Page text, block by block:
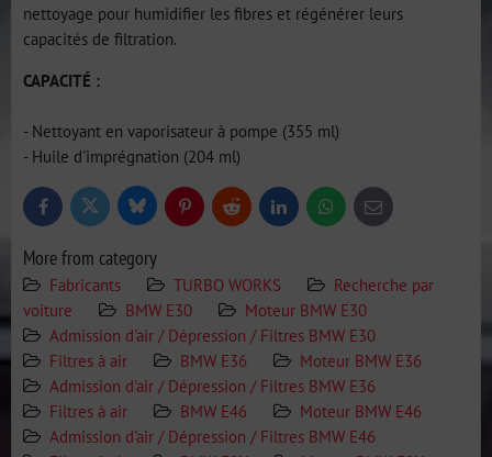
nettoyage pour humidifier les fibres et régénérer leurs
capacités de filtration.
CAPACITÉ :
- Nettoyant en vaporisateur à pompe (355 ml)
- Huile d'imprégnation (204 ml)
FacebookTwitter BlueskyPinterestReddit LinkedInWhatsApp
E-
mail
More from category
Fabricants TURBO WORKS
Recherche par
voiture
BMW E30
Moteur BMW E30
Admission d'air / Dépression / Filtres BMW E30
Filtres à air
BMW E36
Moteur BMW E36
Admission d'air / Dépression / Filtres BMW E36
Filtres à air
BMW E46
Moteur BMW E46
Admission d'air / Dépression / Filtres BMW E46